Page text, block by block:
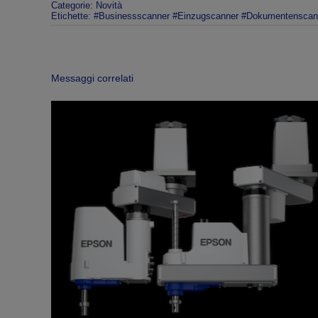
Categorie: Novità
Etichette: #Businessscanner #Einzugscanner
Messaggi correlati